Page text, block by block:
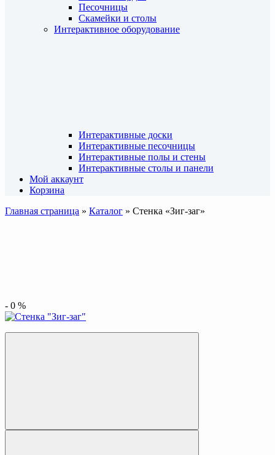
Песочницы
Скамейки и столы
Интерактивное оборудование
Интерактивные доски
Интерактивные песочницы
Интерактивные полы и стены
Интерактивные столы и панели
Мой аккаунт
Корзина
Главная страница » Каталог » Стенка «Зиг-заг»
- 0 %